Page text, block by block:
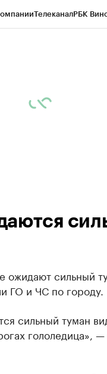
ТелеканалРБК
ожидают сильный
ГО и ЧС по городу.
сильный туман
гололедица», —